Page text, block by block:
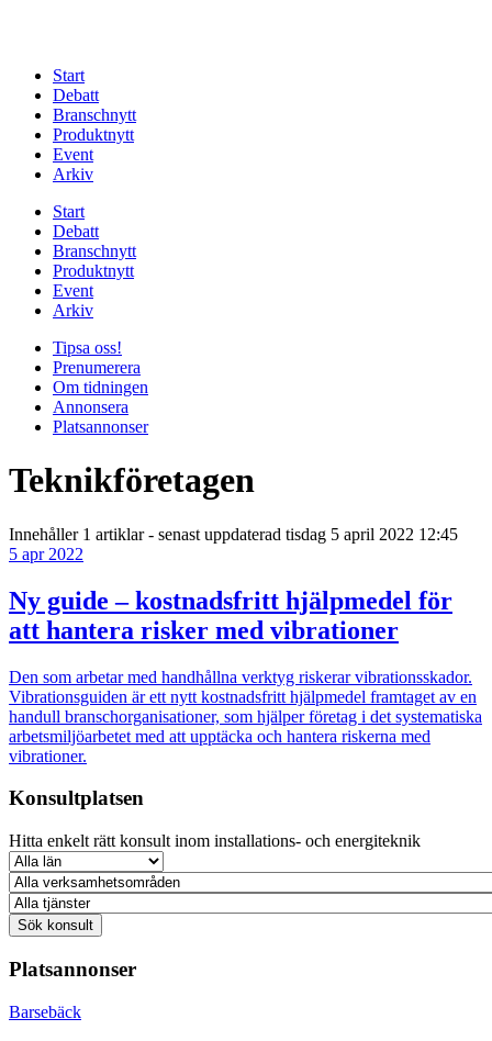
Start
Debatt
Branschnytt
Produktnytt
Event
Arkiv
Start
Debatt
Branschnytt
Produktnytt
Event
Arkiv
Tipsa oss!
Prenumerera
Om tidningen
Annonsera
Platsannonser
Teknikföretagen
Innehåller 1 artiklar- senast uppdaterad tisdag 5 april 2022 12:45
5 apr 2022
Ny guide – kostnadsfritt hjälpmedel för
att hantera risker med vibrationer
Den som arbetar med handhållna verktyg riskerar vibrationsskador.
Vibrationsguiden är ett nytt kostnadsfritt hjälpmedel framtaget av en
handull branschorganisationer, som hjälper företag i det systematiska
arbetsmiljöarbetet med att upptäcka och hantera riskerna med
vibrationer.
Konsultplatsen
Hitta enkelt rätt konsult inom installations- och energiteknik
Platsannonser
Barsebäck